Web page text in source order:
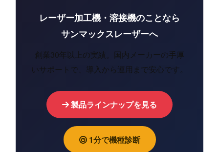
レーザー加工機・溶接機のことなら
サンマックスレーザーへ
創業30年以上の実績。国内メーカーの手厚
いサポートで、導入から運用まで安心です。
製品ラインナップを見る
1分で機種診断